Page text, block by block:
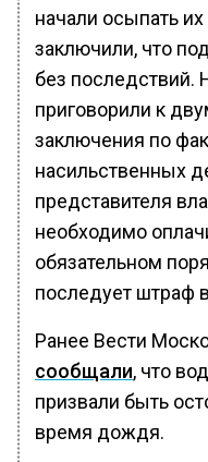
начали осыпать
заключили, что
без последствий.
приговорили к
заключения по
насильственных
представителя
необходимо
обязательном
последует штраф
Ранее Вести
сообщали, что
призвали быть
время дождя.